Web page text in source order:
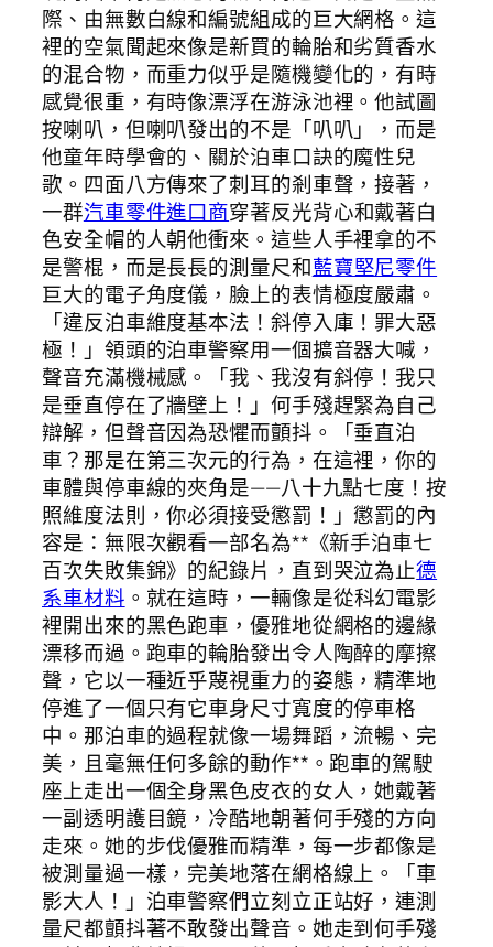
際、由無數白線和編號組成的巨大網格。這
裡的空氣聞起來像是新買的輪胎和劣質香水
的混合物，而重力似乎是隨機變化的，有時
感覺很重，有時像漂浮在游泳池裡。他試圖
按喇叭，但喇叭發出的不是「叭叭」，而是
他童年時學會的、關於泊車口訣的魔性兒
歌。四面八方傳來了刺耳的剎車聲，接著，
一群汽車零件進口商穿著反光背心和戴著白
色安全帽的人朝他衝來。這些人手裡拿的不
是警棍，而是長長的測量尺和藍寶堅尼零件
巨大的電子角度儀，臉上的表情極度嚴肅。
「違反泊車維度基本法！斜停入庫！罪大惡
極！」領頭的泊車警察用一個擴音器大喊，
聲音充滿機械感。「我、我沒有斜停！我只
是垂直停在了牆壁上！」何手殘趕緊為自己
辯解，但聲音因為恐懼而顫抖。「垂直泊
車？那是在第三次元的行為，在這裡，你的
車體與停車線的夾角是——八十九點七度！按
照維度法則，你必須接受懲罰！」懲罰的內
容是：無限次觀看一部名為**《新手泊車七
百次失敗集錦》的紀錄片，直到哭泣為止德
系車材料 。就在這時，一輛像是從科幻電影
裡開出來的黑色跑車，優雅地從網格的邊緣
漂移而過。跑車的輪胎發出令人陶醉的摩擦
聲，它以一種近乎蔑視重力的姿態，精準地
停進了一個只有它車身尺寸寬度的停車格
中。那泊車的過程就像一場舞蹈，流暢、完
美，且毫無任何多餘的動作**。跑車的駕駛
座上走出一個全身黑色皮衣的女人，她戴著
一副透明護目鏡，冷酷地朝著何手殘的方向
走來。她的步伐優雅而精準，每一步都像是
被測量過一樣，完美地落在網格線上。「車
影大人！」泊車警察們立刻立正站好，連測
量尺都顫抖著不敢發出聲音。她走到何手殘